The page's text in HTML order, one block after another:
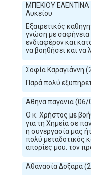
ΜΠΕΚΙΟΥ
Λυκείου
Εξαιρετικός
γνώση με σαφήνεια
ενδιαφέρον και
να βοηθήσει και να
Σοφία Καραγιάννη
Παρά πολύ
Αθηνα παγανια
Ο κ. Χρήστος με
για τη Χημεία σε
η συνεργασία μας
πολύ μεταδοτικός
απορίες μου. τον
Αθανασία Δοξαρά